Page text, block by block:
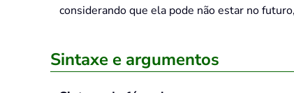
considerando que ela pode não estar no
Sintaxe e argumentos